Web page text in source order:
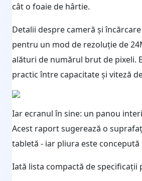
cât o foaie de hârtie.
Detalii despre cameră și
pentru un mod de rezoluție de
alături de numărul brut de pixeli.
practic între capacitate și viteză
Iar ecranul în sine: un panou
Acest raport sugerează o
tabletă - iar pliura este
Iată lista compactă de specificații